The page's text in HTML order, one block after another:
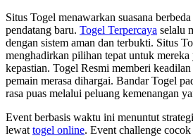
Situs Togel menawarkan suasana
pendatang baru. Togel Terpercaya selalu
dengan sistem aman dan terbukti. Situs
menghadirkan pilihan tepat untuk
kepastian. Togel Resmi memberi keadilan
pemain merasa dihargai. Bandar Togel
rasa puas melalui peluang kemenangan
Event berbasis waktu ini menuntut
lewat togel online. Event challenge